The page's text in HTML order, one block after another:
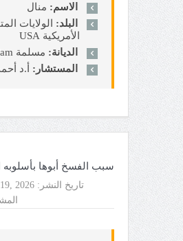
الاسم: منال
البلد: الولايات
الأمريكية USA
الديانة: مسلمة Islam
المستشار: أ.د
سبب الفسخ أبوها بأسلوبه
تاريخ النشر: 2026